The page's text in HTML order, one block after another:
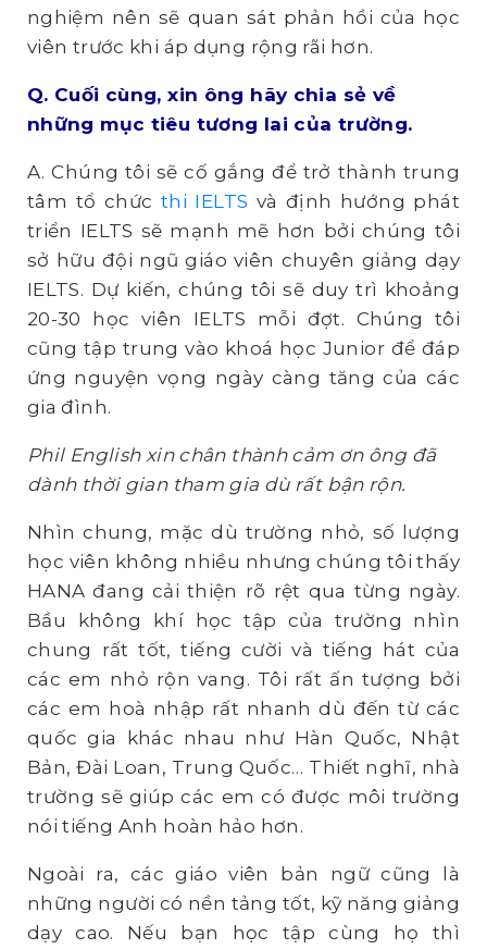
nghiệm nên sẽ quan sát phản hồi của học
viên trước khi áp dụng rộng rãi hơn.
Q. Cuối cùng, xin ông hãy chia sẻ về
những mục tiêu tương lai của trường.
A. Chúng tôi sẽ cố gắng để trở thành trung
tâm tổ chức thi IELTS và định hướng phát
triển IELTS sẽ mạnh mẽ hơn bởi chúng tôi
sở hữu đội ngũ giáo viên chuyên giảng dạy
IELTS. Dự kiến, chúng tôi sẽ duy trì khoảng
20-30 học viên IELTS mỗi đợt. Chúng tôi
cũng tập trung vào khoá học Junior để đáp
ứng nguyện vọng ngày càng tăng của các
gia đình.
Phil English xin chân thành cảm ơn ông đã
dành thời gian tham gia dù rất bận rộn.
Nhìn chung, mặc dù trường nhỏ, số lượng
học viên không nhiều nhưng chúng tôi thấy
HANA đang cải thiện rõ rệt qua từng ngày.
Bầu không khí học tập của trường nhìn
chung rất tốt, tiếng cười và tiếng hát của
các em nhỏ rộn vang. Tôi rất ấn tượng bởi
các em hoà nhập rất nhanh dù đến từ các
quốc gia khác nhau như Hàn Quốc, Nhật
Bản, Đài Loan, Trung Quốc… Thiết nghĩ, nhà
trường sẽ giúp các em có được môi trường
nói tiếng Anh hoàn hảo hơn.
Ngoài ra, các giáo viên bản ngữ cũng là
những người có nền tảng tốt, kỹ năng giảng
dạy cao. Nếu bạn học tập cùng họ thì